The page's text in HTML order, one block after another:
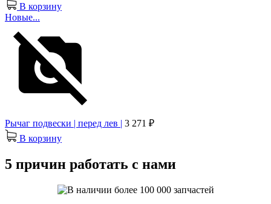
В корзину
Новые...
Рычаг подвески | перед лев | 3 271 ₽
В корзину
5 причин работать с нами